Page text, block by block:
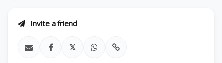
Invite a friend
𝕏